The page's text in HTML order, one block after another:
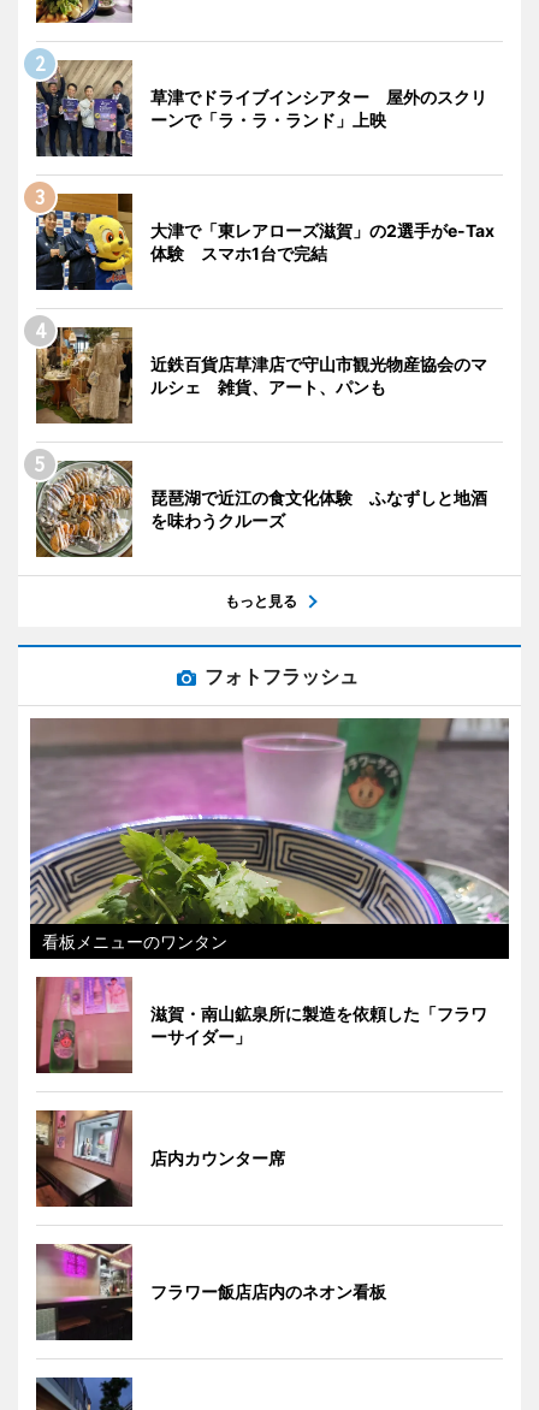
草津でドライブインシアター 屋外のスクリ
ーンで「ラ・ラ・ランド」上映
大津で「東レアローズ滋賀」の2選手がe-Tax
体験 スマホ1台で完結
近鉄百貨店草津店で守山市観光物産協会のマ
ルシェ 雑貨、アート、パンも
琵琶湖で近江の食文化体験 ふなずしと地酒
を味わうクルーズ
もっと見る
フォトフラッシュ
看板メニューのワンタン
滋賀・南山鉱泉所に製造を依頼した「フラワ
ーサイダー」
店内カウンター席
フラワー飯店店内のネオン看板